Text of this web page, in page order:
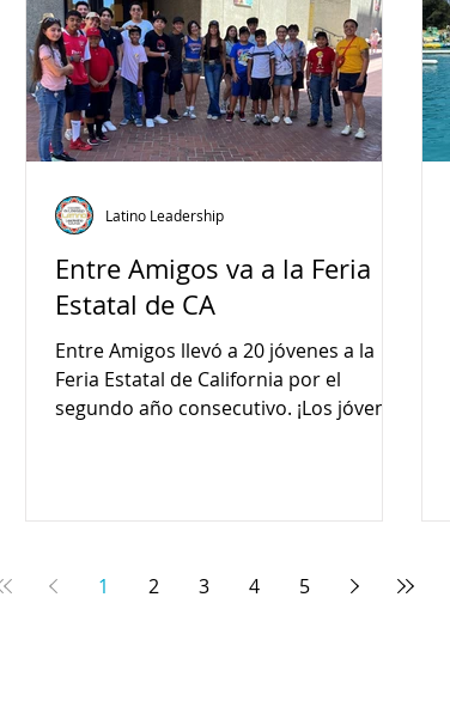
Entre Amigos va a la Feria
Estatal de CA
Entre Amigos llevó a 20 jóvenes a la
Feria Estatal de California por el
segundo año consecutivo. ¡Los jóvenes
Latino Leadership
1 2 3 4 5